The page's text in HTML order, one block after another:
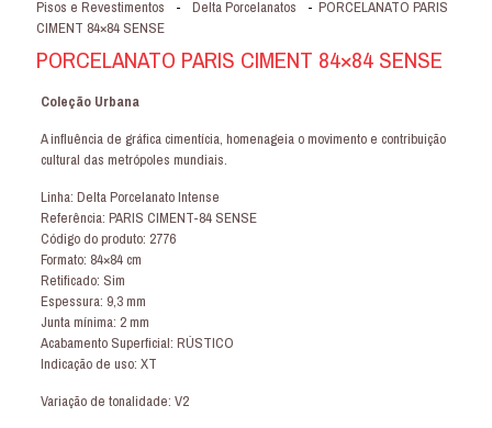
Pisos e Revestimentos - Delta Porcelanatos - PORCELANATO PARIS
CIMENT 84×84 SENSE
PORCELANATO PARIS CIMENT 84×84 SENSE
Coleção Urbana
A influência de gráfica cimentícia, homenageia o movimento e contribuição
cultural das metrópoles mundiais.
Linha: Delta Porcelanato Intense
Referência: PARIS CIMENT-84 SENSE
Código do produto: 2776
Formato: 84×84 cm
Retificado: Sim
Espessura: 9,3 mm
Junta mínima: 2 mm
Acabamento Superficial: RÚSTICO
Indicação de uso: XT
Variação de tonalidade: V2